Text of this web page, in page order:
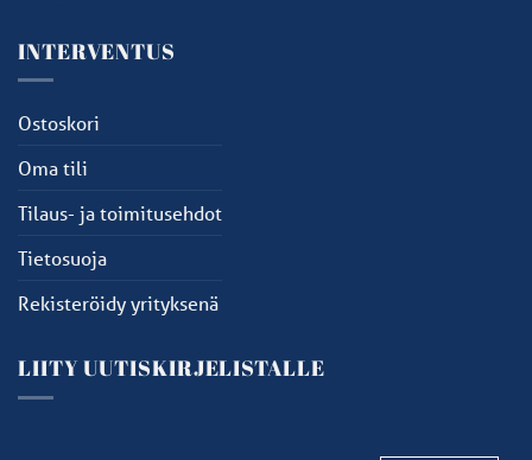
INTERVENTUS
Ostoskori
Oma tili
Tilaus- ja toimitusehdot
Tietosuoja
Rekisteröidy yrityksenä
LIITY UUTISKIRJELISTALLE